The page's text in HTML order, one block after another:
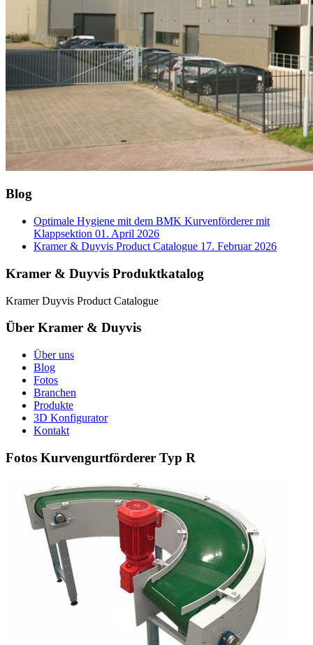
Blog
Optimale Hygiene mit dem BMK Kurvenförderer mit
Klappsektion 01. April 2026
Kramer & Duyvis Product Catalogue 17. Februar 2026
Kramer & Duyvis Produktkatalog
Kramer Duyvis Product Catalogue
Über Kramer & Duyvis
Über uns
Blog
Fotos
Branchen
Produkte
3D Konfigurator
Kontakt
Fotos Kurvengurtförderer Typ R